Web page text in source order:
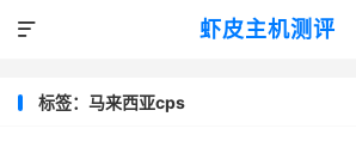
虾皮主机测评

标签：马来西亚cps